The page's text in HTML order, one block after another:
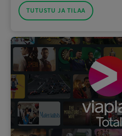
TUTUSTU JA TILAA